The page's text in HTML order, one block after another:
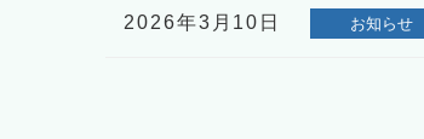
2026年3月10日 お知らせ